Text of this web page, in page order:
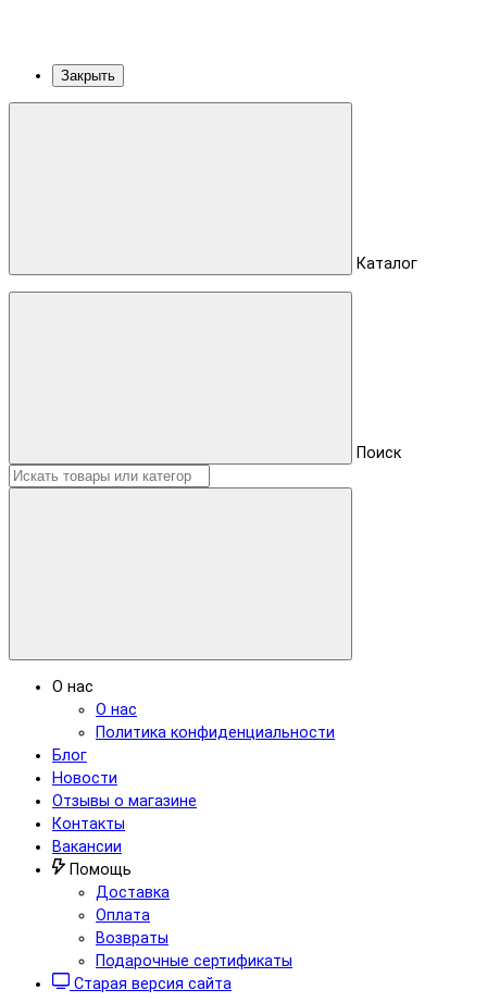
Закрыть
Каталог
Поиск
О нас
О нас
Политика конфиденциальности
Блог
Новости
Отзывы о магазине
Контакты
Вакансии
Помощь
Доставка
Оплата
Возвраты
Подарочные сертификаты
Старая версия сайта